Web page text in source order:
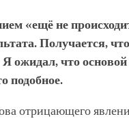
«ещё не
Получается,
ожидал, что
подобное.
отрицающего